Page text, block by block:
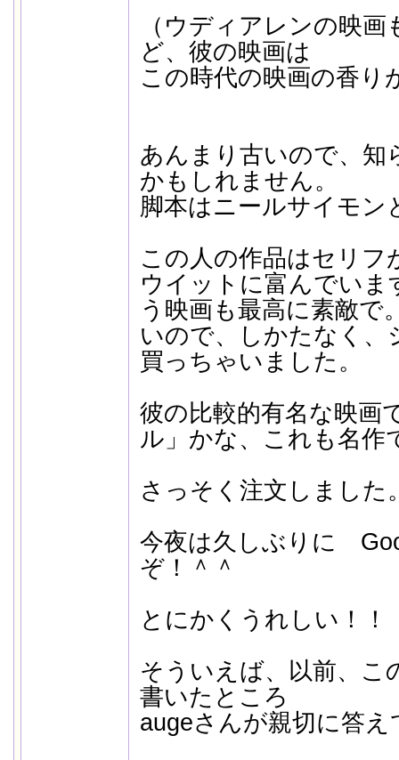
（ウディアレンの映
ど、彼の映画は
この時代の映画の香り
あんまり古いので、知
かもしれません。
脚本はニールサイモン
この人の作品はセリフ
ウイットに富んでいま
う映画も最高に素敵で
いので、しかたなく、
買っちゃいました。
彼の比較的有名な映画
ル」かな、これも名作
さっそく注文しました
今夜は久しぶりに
ぞ！＾＾
とにかくうれしい！
そういえば、以前、こ
書いたところ
augeさんが親切に答え